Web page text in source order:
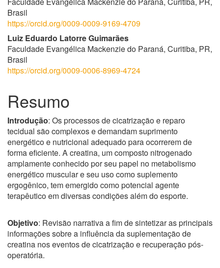
Brasil
https://orcid.org/0009-0009-9169-4709
Luiz Eduardo Latorre Guimarães
Faculdade Evangélica Mackenzie do Paraná, Curitiba, PR,
Brasil
https://orcid.org/0009-0006-8969-4724
Resumo
Introdução: Os processos de cicatrização e reparo
tecidual são complexos e demandam suprimento
energético e nutricional adequado para ocorrerem de
forma eficiente. A creatina, um composto nitrogenado
amplamente conhecido por seu papel no metabolismo
energético muscular e seu uso como suplemento
ergogênico, tem emergido como potencial agente
terapêutico em diversas condições além do esporte.
Objetivo: Revisão narrativa a fim de sintetizar as principais
informações sobre a influência da suplementação de
creatina nos eventos de cicatrização e recuperação pós-
operatória.